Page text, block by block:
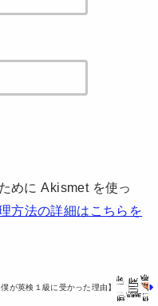
めに Akismet を使っ
方法の詳細はこちらを
僕が英検１級に受かった理由】